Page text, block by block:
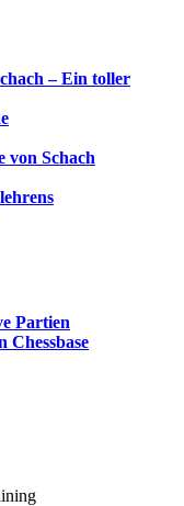
– Ein toller
von Schach‎
Partien
Chessbase